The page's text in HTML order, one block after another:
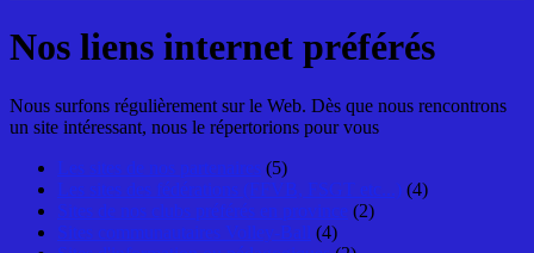
Nos liens internet préférés
Nous surfons régulièrement sur le Web. Dès que nous rencontrons
un site intéressant, nous le répertorions pour vous
Les sites de nos partenaires (5)
Les sites des fédérations (FFVB, FSGT etc...) (4)
Sites de nos clubs préférés en province (2)
Sites communautaires Volley-Ball (4)